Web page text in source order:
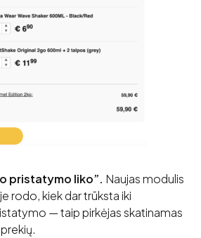
pristatymo liko”. Naujas modulis
rodo, kiek dar trūksta iki
— taip pirkėjas skatinamas